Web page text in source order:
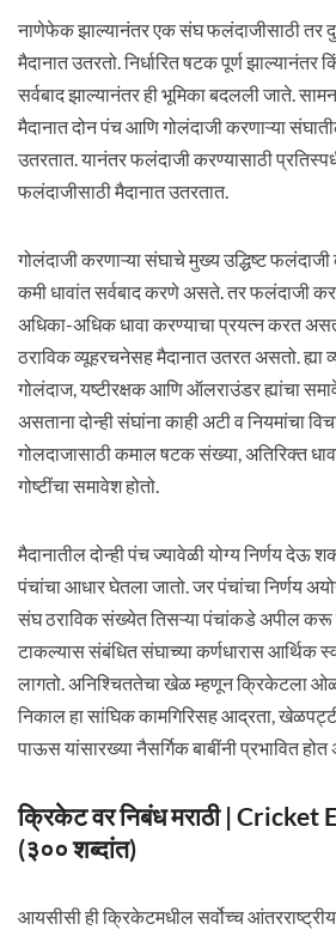
नाणेफेक झाल्यानंतर एक संघ फलंदाजीसाठी तर
मैदानात उतरतो. निर्धारित षटक पूर्ण
सर्वबाद झाल्यानंतर ही भूमिका बदलली जाते.
मैदानात दोन पंच आणि गोलंदाजी करणाऱ्या
उतरतात. यानंतर फलंदाजी करण्यासाठी
फलंदाजीसाठी मैदानात उतरतात.
गोलंदाजी करणाऱ्या संघाचे मुख्य उद्धिष्ट
कमी धावांत सर्वबाद करणे असते. तर फलंदाजी
अधिका-अधिक धावा करण्याचा प्रयत्न करत
ठराविक व्यूहरचनेसह मैदानात उतरत असतो.
गोलंदाज, यष्टीरक्षक आणि ऑलराउंडर ह्यांचा
असताना दोन्ही संघांना काही अटी व नियमांचा
गोलदाजासाठी कमाल षटक संख्या, अतिरिक्त
गोष्टींचा समावेश होतो.
मैदानातील दोन्ही पंच ज्यावेळी योग्य निर्णय देऊ
पंचांचा आधार घेतला जातो. जर पंचांचा निर्णय
संघ ठराविक संख्येत तिसऱ्या पंचांकडे अपील
टाकल्यास संबंधित संघाच्या कर्णधारास आर्थिक
लागतो. अनिश्चिततेचा खेळ म्हणून क्रिकेटला
निकाल हा सांघिक कामगिरिसह आद्रता,
पाऊस यांसारख्या नैसर्गिक बाबींनी प्रभावित
क्रिकेट वर निबंध मराठी |
(३०० शब्दांत)
आयसीसी ही क्रिकेटमधील सर्वोच्च